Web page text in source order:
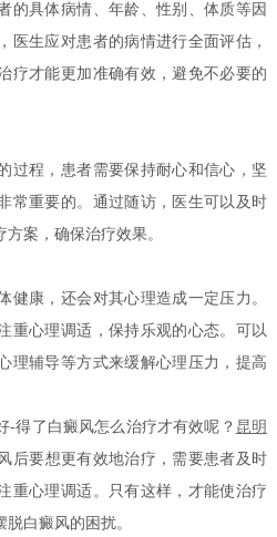
具体病情、年龄、性别、体质等因
医生应对患者的病情进行全面评估，
疗才能更加准确有效，避免不必要的
程，患者需要保持耐心和信心，坚
常重要的。通过随访，医生可以及时
案，确保治疗效果。
康，还会对其心理造成一定压力。
重心理调适，保持乐观的心态。可以
理辅导等方式来缓解心理压力，提高
了白癜风怎么治疗才有效呢？ 昆明
后要想更有效地治疗，需要患者及时
重心理调适。只有这样，才能使治疗
白癜风的困扰。